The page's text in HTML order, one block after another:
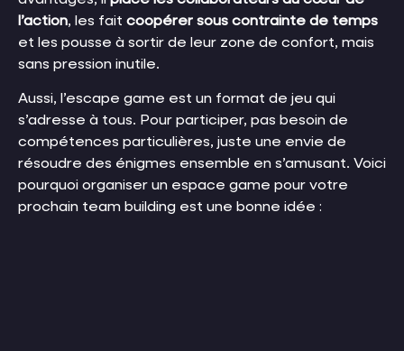
l’action, les fait coopérer sous contrainte de temps
et les pousse à sortir de leur zone de confort, mais
sans pression inutile.
Aussi, l’escape game est un format de jeu qui
s’adresse à tous. Pour participer, pas besoin de
compétences particulières, juste une envie de
résoudre des énigmes ensemble en s’amusant. Voici
pourquoi organiser un espace game pour votre
prochain team building est une bonne idée :